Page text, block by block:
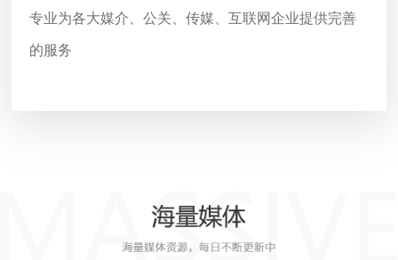
专业为各大媒介、公关、传媒、互联网企业提供完善
的服务